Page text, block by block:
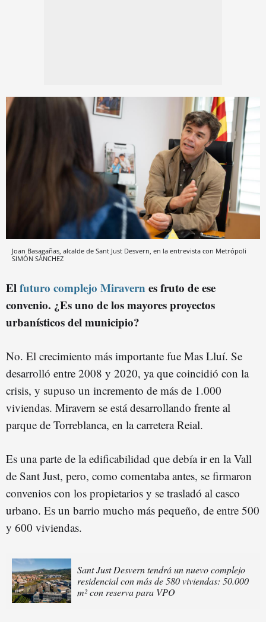
Joan Basagañas, alcalde de Sant Just Desvern, en la entrevista con Metrópoli
SIMÓN SÁNCHEZ
Elfuturo complejo Miravern es fruto de ese
convenio. ¿Es uno de los mayores proyectos
urbanísticos del municipio?
No. El crecimiento más importante fue Mas Lluí. Se
desarrolló entre 2008 y 2020, ya que coincidió con la
crisis, y supuso un incremento de más de 1.000
viviendas. Miravern se está desarrollando frente al
parque de Torreblanca, en la carretera Reial.
Es una parte de la edificabilidad que debía ir en la Vall
de Sant Just, pero, como comentaba antes, se firmaron
convenios con los propietarios y se trasladó al casco
urbano. Es un barrio mucho más pequeño, de entre 500
y 600 viviendas.
Sant Just Desvern tendrá un nuevo complejo
residencial con más de 580 viviendas: 50.000
m² con reserva para VPO